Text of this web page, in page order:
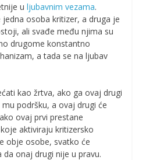
u ljubavnim vezama.
osoba kritizer, a druga je
ali svađe među njima su
drugome konstantno
a tada se na ljubav
kao žrtva, ako ga ovaj drugi
podršku, a ovaj drugi će
ovaj prvi prestane
aktiviraju kritizersko
obje osobe, svatko će
onaj drugi nije u pravu.